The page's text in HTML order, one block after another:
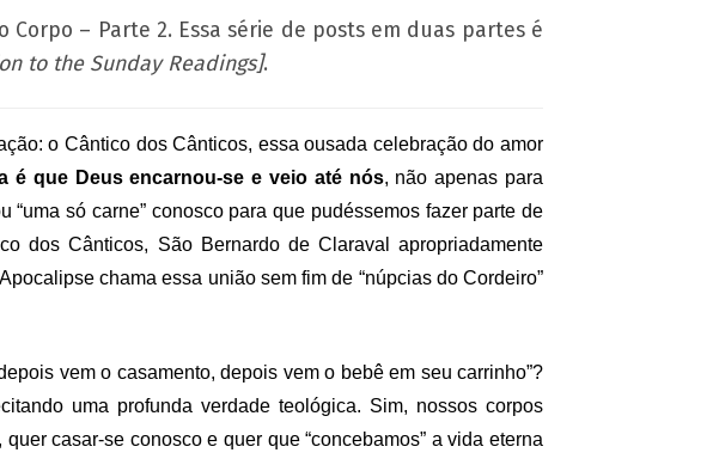
Corpo – Parte 2. Essa série de posts em duas partes é
to the Sunday Readings].
o Cântico dos Cânticos, essa ousada celebração do amor
é que Deus encarnou-se e veio até nós, não apenas para
só carne” conosco para que pudéssemos fazer parte de
dos Cânticos, São Bernardo de Claraval apropriadamente
chama essa união sem fim de “núpcias do Cordeiro”
vem o casamento, depois vem o bebê em seu carrinho”?
uma profunda verdade teológica. Sim, nossos corpos
casar-se conosco e quer que “concebamos” a vida eterna